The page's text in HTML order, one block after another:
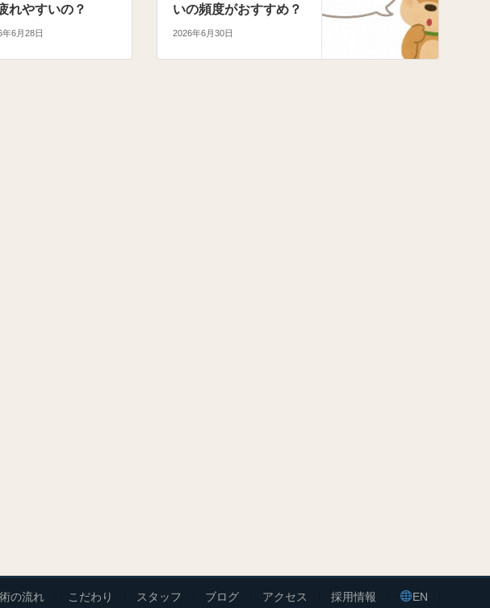
れやすいの？
年6月28日
いの頻度がおすすめ？
2026年6月30日
の流れ こだわり スタッフ ブログ アクセス 採用情報 EN